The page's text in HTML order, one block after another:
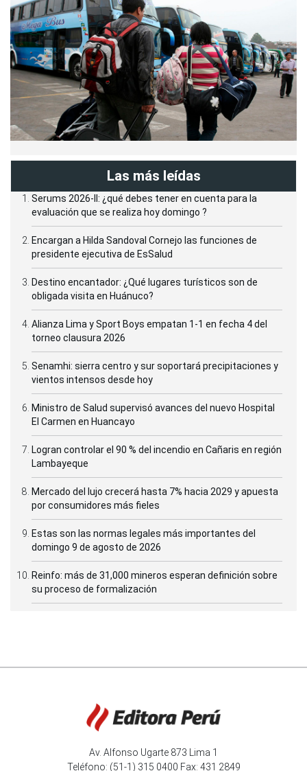
Las más leídas
Serums 2026-II: ¿qué debes tener en cuenta para la
evaluación que se realiza hoy domingo ?
Encargan a Hilda Sandoval Cornejo las funciones de
presidente ejecutiva de EsSalud
Destino encantador: ¿Qué lugares turísticos son de
obligada visita en Huánuco?
Alianza Lima y Sport Boys empatan 1-1 en fecha 4 del
torneo clausura 2026
Senamhi: sierra centro y sur soportará precipitaciones y
vientos intensos desde hoy
Ministro de Salud supervisó avances del nuevo Hospital
El Carmen en Huancayo
Logran controlar el 90 % del incendio en Cañaris en región
Lambayeque
Mercado del lujo crecerá hasta 7% hacia 2029 y apuesta
por consumidores más fieles
Estas son las normas legales más importantes del
domingo 9 de agosto de 2026
Reinfo: más de 31,000 mineros esperan definición sobre
su proceso de formalización
Av. Alfonso Ugarte 873 Lima 1
Teléfono: (51-1) 315 0400 Fax: 431 2849